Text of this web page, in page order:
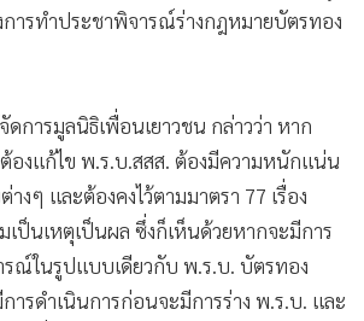
ารทำประชาพิจารณ์ร่างกฎหมายบัตรทอง
การมูลนิธิเพื่อนเยาวชน กล่าวว่า หาก
องแก้ไข พ.ร.บ.สสส. ต้องมีความหนักแน่น
งๆ และต้องคงไว้ตามมาตรา 77 เรื่อง
เป็นเหตุเป็นผล ซึ่งก็เห็นด้วยหากจะมีการ
รณ์ในรูปแบบเดียวกับ พ.ร.บ. บัตรทอง
ารดำเนินการก่อนจะมีการร่าง พ.ร.บ. และ